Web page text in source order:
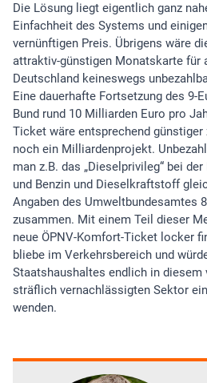
Die Lösung liegt eigentlich ganz
Einfachheit des Systems und
vernünftigen Preis. Übrigens wäre
attraktiv-günstigen Monatskarte für
Deutschland keineswegs
Eine dauerhafte Fortsetzung des 9-
Bund rund 10 Milliarden Euro pro
Ticket wäre entsprechend günstiger
noch ein Milliardenprojekt.
man z.B. das „Dieselprivileg“ bei
und Benzin und Dieselkraftstoff
Angaben des Umweltbundesamtes
zusammen. Mit einem Teil dieser
neue ÖPNV-Komfort-Ticket locker
bliebe im Verkehrsbereich und
Staatshaushaltes endlich in
sträflich vernachlässigten Sektor
wenden.